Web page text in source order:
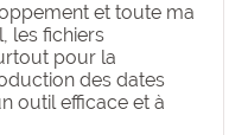
et toute ma
les fichiers
pour la
des dates
outil efficace et à